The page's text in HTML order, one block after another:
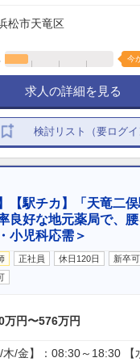
松市天竜区
今
求人の詳細を見る
検討リスト（要ログイ
【駅チカ】「天竜二
良好な地元薬局で、
小児科応需＞
正社員 休日120日 新卒可
万円〜576万円
/木/金】：08:30～18:30 【